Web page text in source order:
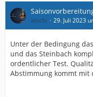
atschi 29. Juli 2023
Unter der Bedingung
und das Steinbach
ordentlicher Test.
Abstimmung kommt mit